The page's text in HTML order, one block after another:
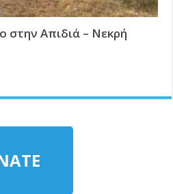
στην Απιδιά – Νεκρή